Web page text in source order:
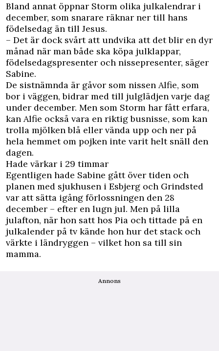
Bland annat öppnar Storm olika julkalendrar i
december, som snarare räknar ner till hans
födelsedag än till Jesus.
– Det är dock svårt att undvika att det blir en dyr
månad när man både ska köpa julklappar,
födelsedagspresenter och nissepresenter, säger
Sabine.
De sistnämnda är gåvor som nissen Alfie, som
bor i väggen, bidrar med till julglädjen varje dag
under december. Men som Storm har fått erfara,
kan Alfie också vara en riktig busnisse, som kan
trolla mjölken blå eller vända upp och ner på
hela hemmet om pojken inte varit helt snäll den
dagen.
Hade värkar i 29 timmar
Egentligen hade Sabine gått över tiden och
planen med sjukhusen i Esbjerg och Grindsted
var att sätta igång förlossningen den 28
december – efter en lugn jul. Men på lilla
julafton, när hon satt hos Pia och tittade på en
julkalender på tv kände hon hur det stack och
värkte i ländryggen – vilket hon sa till sin
mamma.
Annons